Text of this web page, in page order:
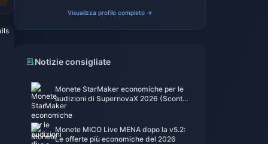
Visualizza profilo completo →
Notizie consigliate
Monete StarMaker economiche per le
audizioni di SupernovaX 2026 (Sconto
del 12-23%)
Monete MICO Live MENA dopo la v5.2:
Le offerte più economiche del 2026